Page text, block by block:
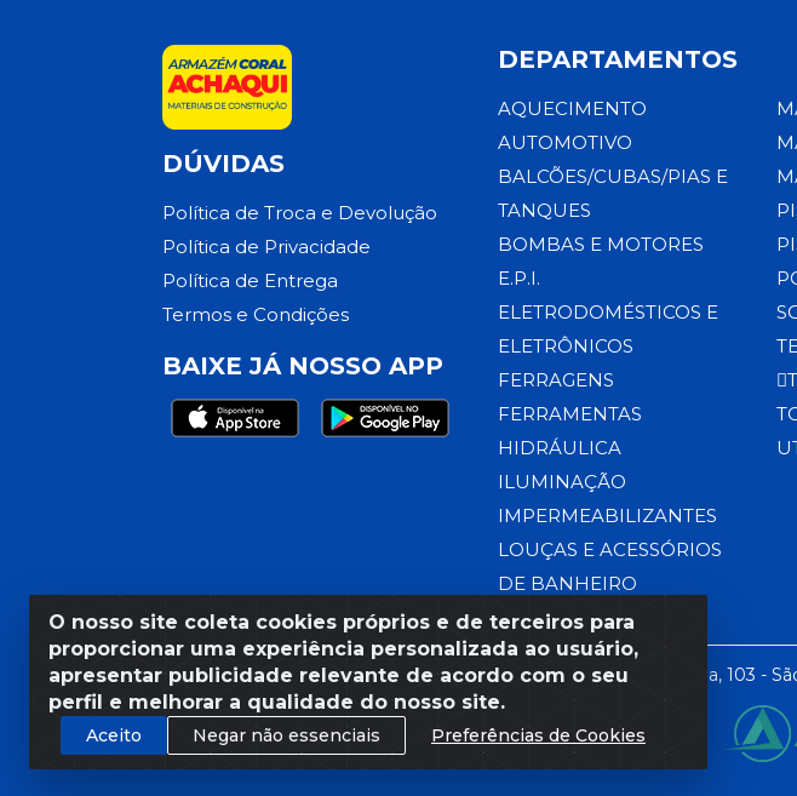
O nosso site coleta cookies próprios e de terceiros para
proporcionar uma experiência personalizada ao usuário,
apresentar publicidade relevante de acordo com o seu
perfil e melhorar a qualidade do nosso site.
Aceito Negar não essenciais Preferências de Cookies
DÚVIDAS
Política de Troca e Devolução
Política de Privacidade
Política de Entrega
Termos e Condições
BAIXE JÁ NOSSO APP
DEPARTAMENTOS
AQUECIMENTO
AUTOMOTIVO
BALCÕES/CUBAS/PIAS E
TANQUES
BOMBAS E MOTORES
E.P.I.
ELETRODOMÉSTICOS E
ELETRÔNICOS
FERRAGENS
FERRAMENTAS
HIDRÁULICA
ILUMINAÇÃO
IMPERMEABILIZANTES
LOUÇAS E ACESSÓRIOS
DE BANHEIRO
Razão Social: Armazém Coral LTDA - Rua da Praia, 103 -